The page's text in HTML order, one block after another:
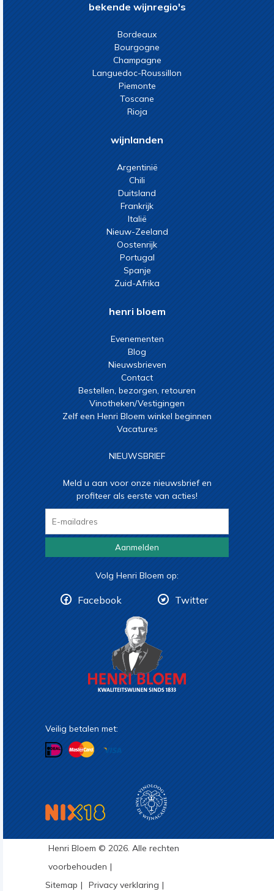
bekende wijnregio's
Bordeaux
Bourgogne
Champagne
Languedoc-Roussillon
Piemonte
Toscane
Rioja
wijnlanden
Argentinië
Chili
Duitsland
Frankrijk
Italië
Nieuw-Zeeland
Oostenrijk
Portugal
Spanje
Zuid-Afrika
henri bloem
Evenementen
Blog
Nieuwsbrieven
Contact
Bestellen, bezorgen, retouren
Vinotheken/Vestigingen
Zelf een Henri Bloem winkel beginnen
Vacatures
NIEUWSBRIEF
Meld u aan voor onze nieuwsbrief en
profiteer als eerste van acties!
Aanmelden
Volg Henri Bloem op:
Facebook Twitter
Veilig betalen met:
Henri Bloem © 2026. Alle rechten
voorbehouden
Sitemap
Privacy verklaring